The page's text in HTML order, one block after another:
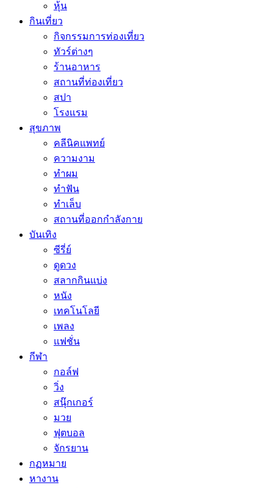
หุ้น
กินเที่ยว
กิจกรรมการท่องเที่ยว
ทัวร์ต่างๆ
ร้านอาหาร
สถานที่ท่องเที่ยว
สปา
โรงแรม
สุขภาพ
คลีนิคแพทย์
ความงาม
ทำผม
ทำฟัน
ทำเล็บ
สถานที่ออกกำลังกาย
บันเทิง
ซีรี่ย์
ดูดวง
สลากกินแบ่ง
หนัง
เทคโนโลยี
เพลง
แฟชั่น
กีฬา
กอล์ฟ
วิ่ง
สนุ๊กเกอร์
มวย
ฟุตบอล
จักรยาน
กฏหมาย
หางาน